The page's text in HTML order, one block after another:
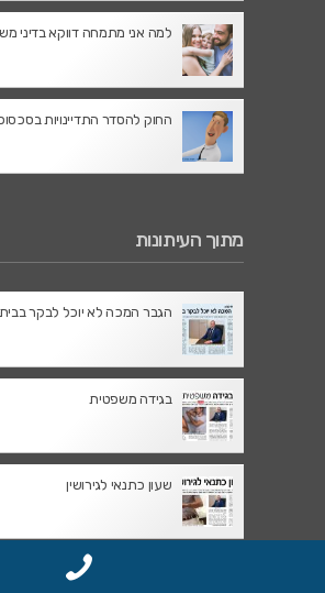
למה אני מתמחה דווקא בדיני
החוק להסדר התדיינויות
מתוך העיתונות
הגבר המכה לא יוכל לבקר בבית
בגידה משפטית
שעון כתנאי לגירושין